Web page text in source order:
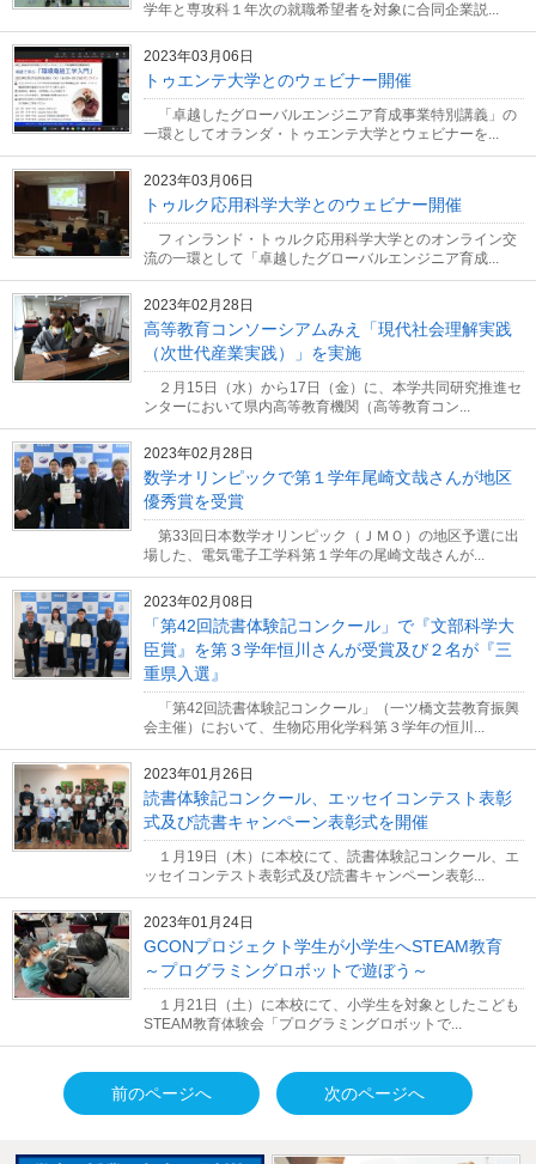
学年と専攻科１年次の就職希望者を対象に合同企業説...
2023年03月06日
トゥエンテ大学とのウェビナー開催
「卓越したグローバルエンジニア育成事業特別講義」の
一環としてオランダ・トゥエンテ大学とウェビナーを...
2023年03月06日
トゥルク応用科学大学とのウェビナー開催
フィンランド・トゥルク応用科学大学とのオンライン交
流の一環として「卓越したグローバルエンジニア育成...
2023年02月28日
高等教育コンソーシアムみえ「現代社会理解実践
（次世代産業実践）」を実施
２月15日（水）から17日（金）に、本学共同研究推進セ
ンターにおいて県内高等教育機関（高等教育コン...
2023年02月28日
数学オリンピックで第１学年尾崎文哉さんが地区
優秀賞を受賞
第33回日本数学オリンピック（ＪＭＯ）の地区予選に出
場した、電気電子工学科第１学年の尾崎文哉さんが...
2023年02月08日
「第42回読書体験記コンクール」で『文部科学大
臣賞』を第３学年恒川さんが受賞及び２名が『三
重県入選』
「第42回読書体験記コンクール」（一ツ橋文芸教育振興
会主催）において、生物応用化学科第３学年の恒川...
2023年01月26日
読書体験記コンクール、エッセイコンテスト表彰
式及び読書キャンペーン表彰式を開催
１月19日（木）に本校にて、読書体験記コンクール、エ
ッセイコンテスト表彰式及び読書キャンペーン表彰...
2023年01月24日
GCONプロジェクト学生が小学生へSTEAM教育
～プログラミングロボットで遊ぼう～
１月21日（土）に本校にて、小学生を対象としたこども
STEAM教育体験会「プログラミングロボットで...
前のページへ 次のページへ